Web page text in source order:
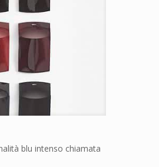
blu intenso chiamata